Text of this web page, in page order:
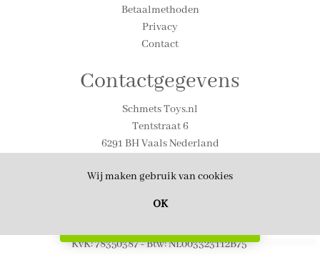
Wij maken gebruik van cookies
OK
Betaalmethoden
Privacy
Contact
Contactgegevens
Schmets Toys.nl
Tentstraat 6
6291 BH Vaals Nederland
Email: info@schmetstoys.nl
KvK: 78350387 - Btw: NL003323112B75